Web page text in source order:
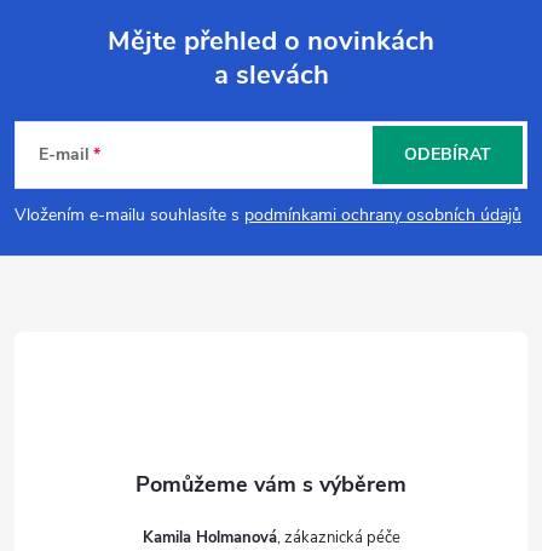
p
a
Mějte přehled o novinkách
a slevách
E-mail
Vložením e-mailu souhlasíte s podmínkami ochrany osobních údajů
ODEBÍRAT
Kamila Holmanová